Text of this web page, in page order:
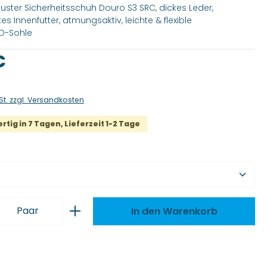
Sicherheitsschuh Douro S3 SRC, dickes Leder,
Innenfutter, atmungsaktiv, leichte & flexible
Sohle
zzgl. Versandkosten
in 7 Tagen, Lieferzeit 1-2 Tage
Gib den gewünschten
Paar In den Warenkorb